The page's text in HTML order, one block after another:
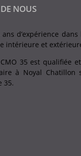
NOUS
d’expérience
intérieure et
CMO 35 est qualifiée
à Noyal Chatillon
35.